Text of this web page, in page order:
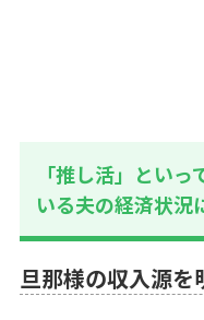
「推し活」とい
いる夫の経済状況
旦那様の収入源